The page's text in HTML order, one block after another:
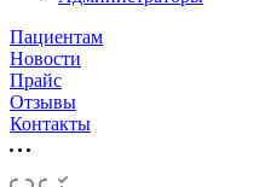
Пациентам
Новости
Прайс
Отзывы
Контакты